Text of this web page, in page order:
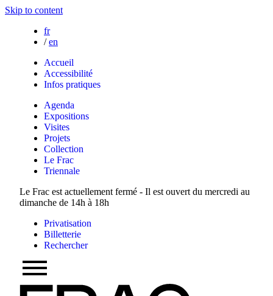
Skip to content
fr
/ en
Accueil
Accessibilité
Infos pratiques
Agenda
Expositions
Visites
Projets
Collection
Le Frac
Triennale
Le Frac est actuellement fermé - Il est ouvert du mercredi au
dimanche de 14h à 18h
Privatisation
Billetterie
Rechercher